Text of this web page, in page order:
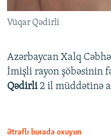
Vüqar Qədirli
Azərbaycan Xalq
İmişli rayon şöbəsinin
Qədirli2 il müddətinə
Ətraflı burada oxuyun